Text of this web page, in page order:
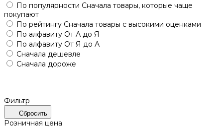
По популярности Сначала товары, которые чаще
покупают
По рейтингу Сначала товары с высокими оценками
По алфавиту От А до Я
По алфавиту От Я до А
Сначала дешевле
Сначала дороже
Фильтр
Сбросить
Розничная цена